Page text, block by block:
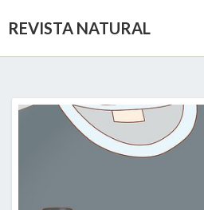
REVISTA NATURAL